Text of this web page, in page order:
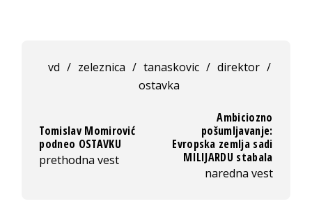
vd / zeleznica / tanaskovic / direktor /
ostavka
Tomislav Momirović
podneo OSTAVKU
prethodna vest
Ambiciozno
pošumljavanje:
Evropska zemlja sadi
MILIJARDU stabala
naredna vest